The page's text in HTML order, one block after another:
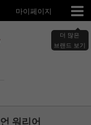
마이페이지
더 많은
브랜드 보기
워리어